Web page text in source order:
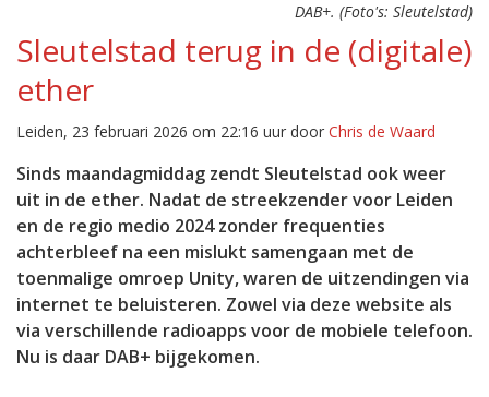
DAB+. (Foto's: Sleutelstad)
Sleutelstad terug in de (digitale)
ether
Leiden, 23 februari 2026 om 22:16 uur door Chris de Waard
Sinds maandagmiddag zendt Sleutelstad ook weer
uit in de ether. Nadat de streekzender voor Leiden
en de regio medio 2024 zonder frequenties
achterbleef na een mislukt samengaan met de
toenmalige omroep Unity, waren de uitzendingen via
internet te beluisteren. Zowel via deze website als
via verschillende radioapps voor de mobiele telefoon.
Nu is daar DAB+ bijgekomen.